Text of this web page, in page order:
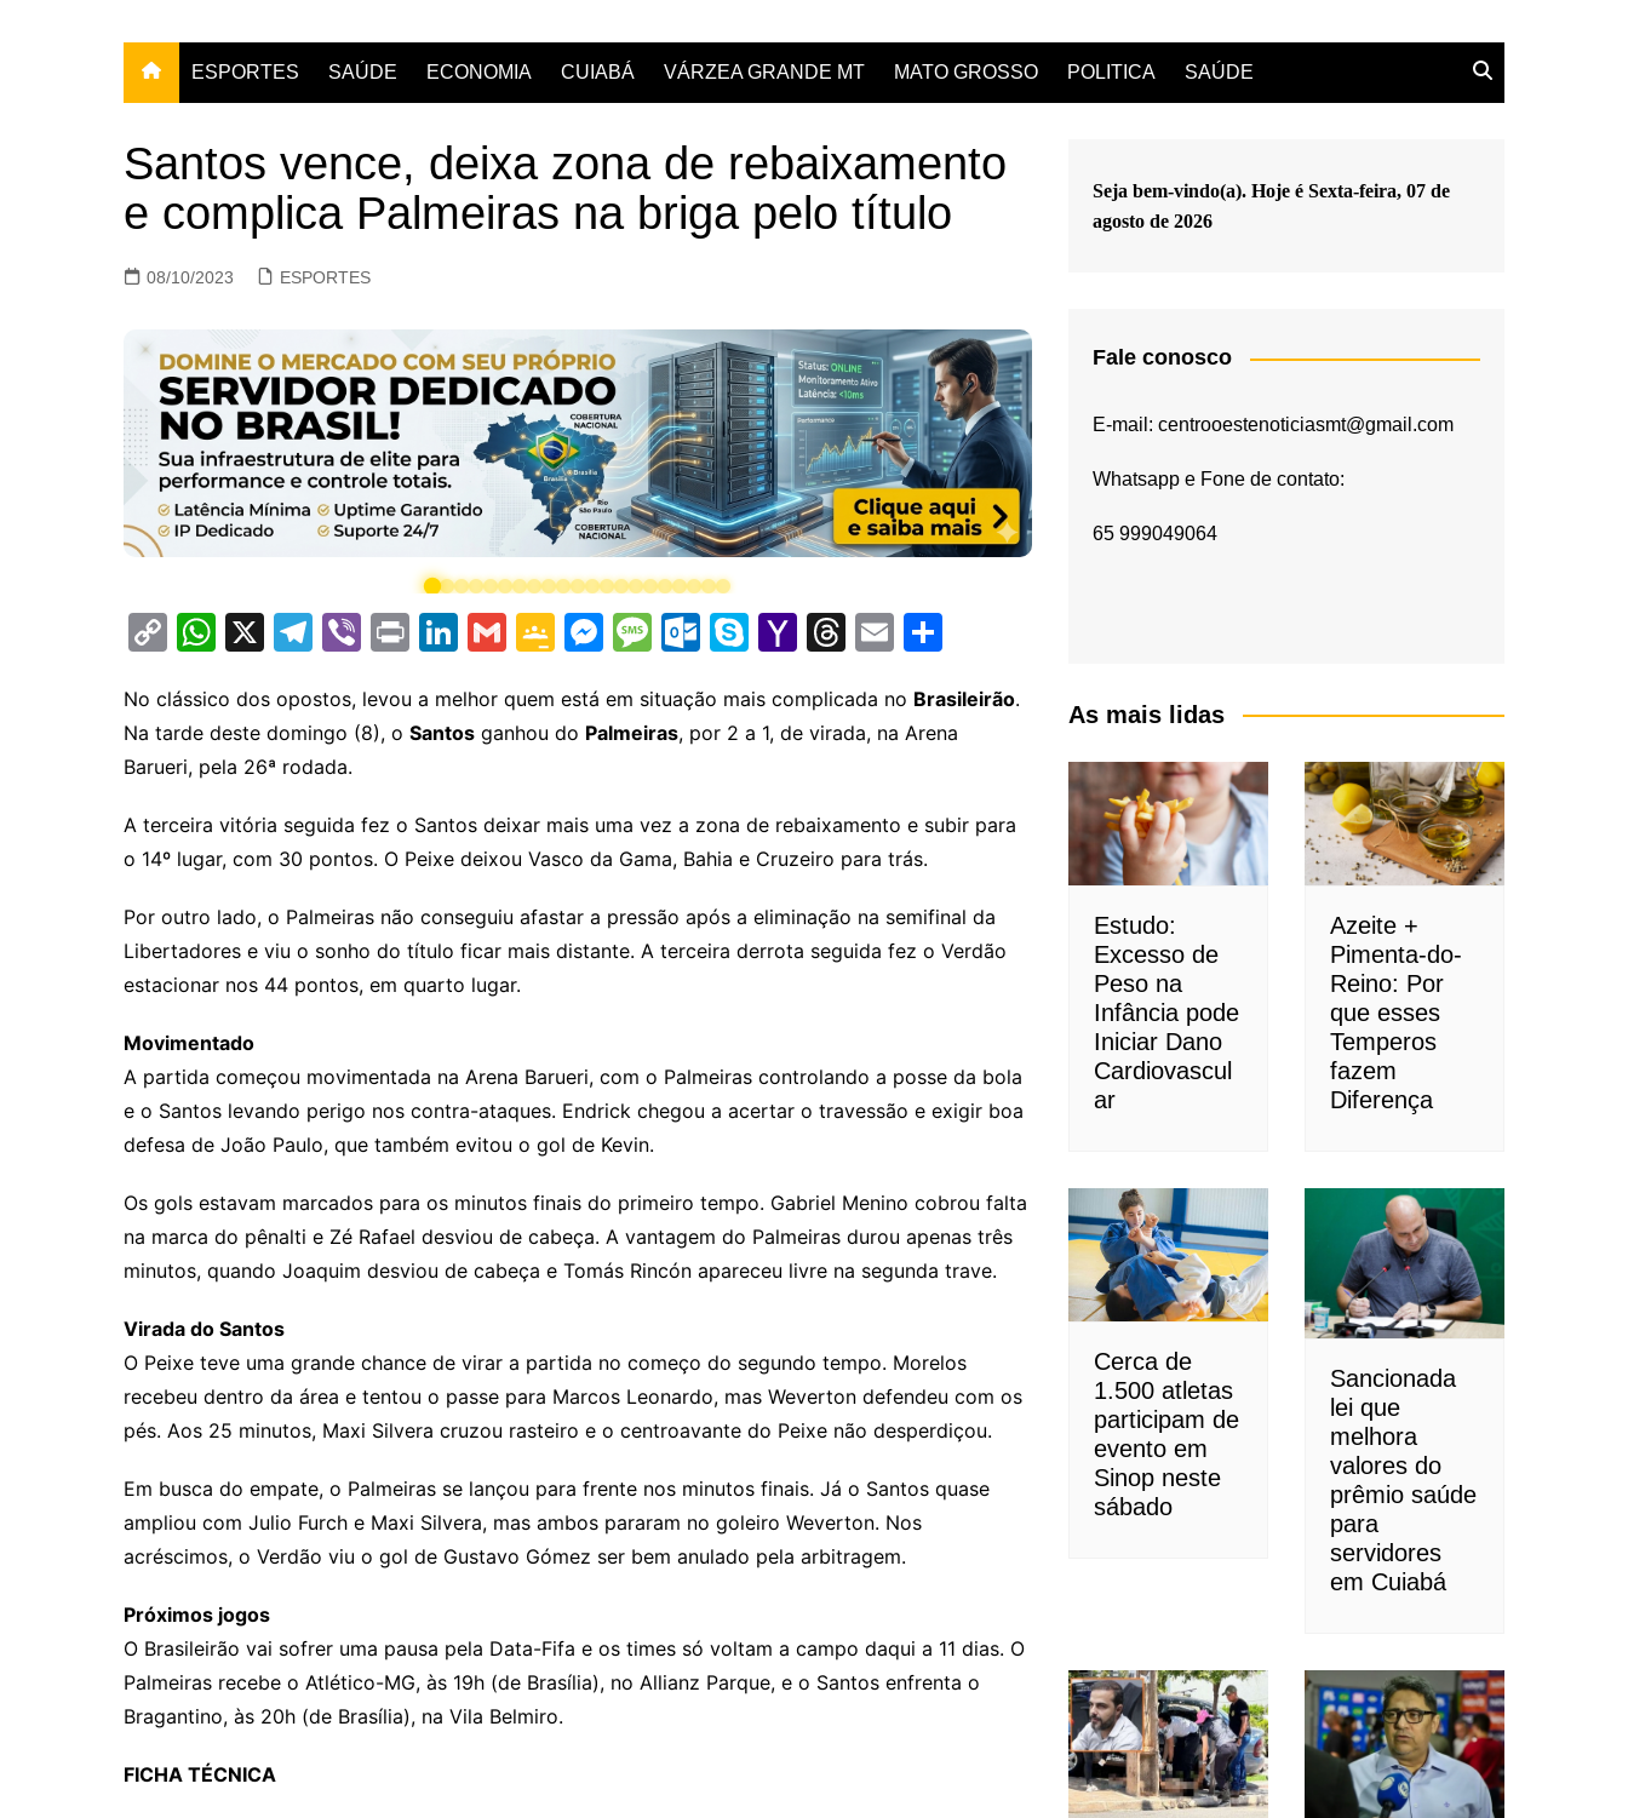
ESPORTES SAÚDE ECONOMIA CUIABÁ VÁRZEA GRANDE MT MATO GROSSO POLITICA SAÚDE
Santos vence, deixa zona de rebaixamento
e complica Palmeiras na briga pelo título
08/10/2023 ESPORTES
C
p
y
Li
n
k
W
at
s
A
p
p
X
T
e
gr
a
m
Vi
er
Pr
t
Li
k
e
n
G
ai
l
G
o
gl
Cl
a
s
sr
m
M
s
s
n
g
er
M
s
s
g
e
O
lo
o
c
o
m
S
y
p
Y
h
o
M
ai
l
T
e
a
s
E
ai
l
ar
e
No clássico dos opostos, levou a melhor quem está em situação mais complicada no Brasileirão.
Na tarde deste domingo (8), o Santos ganhou do Palmeiras, por 2 a 1, de virada, na Arena
Barueri, pela 26ª rodada.
A terceira vitória seguida fez o Santos deixar mais uma vez a zona de rebaixamento e subir para
o 14º lugar, com 30 pontos. O Peixe deixou Vasco da Gama, Bahia e Cruzeiro para trás.
Por outro lado, o Palmeiras não conseguiu afastar a pressão após a eliminação na semifinal da
Libertadores e viu o sonho do título ficar mais distante. A terceira derrota seguida fez o Verdão
estacionar nos 44 pontos, em quarto lugar.
Movimentado
A partida começou movimentada na Arena Barueri, com o Palmeiras controlando a posse da bola
e o Santos levando perigo nos contra-ataques. Endrick chegou a acertar o travessão e exigir boa
defesa de João Paulo, que também evitou o gol de Kevin.
Os gols estavam marcados para os minutos finais do primeiro tempo. Gabriel Menino cobrou falta
na marca do pênalti e Zé Rafael desviou de cabeça. A vantagem do Palmeiras durou apenas três
minutos, quando Joaquim desviou de cabeça e Tomás Rincón apareceu livre na segunda trave.
Virada do Santos
O Peixe teve uma grande chance de virar a partida no começo do segundo tempo. Morelos
recebeu dentro da área e tentou o passe para Marcos Leonardo, mas Weverton defendeu com os
pés. Aos 25 minutos, Maxi Silvera cruzou rasteiro e o centroavante do Peixe não desperdiçou.
Em busca do empate, o Palmeiras se lançou para frente nos minutos finais. Já o Santos quase
ampliou com Julio Furch e Maxi Silvera, mas ambos pararam no goleiro Weverton. Nos
acréscimos, o Verdão viu o gol de Gustavo Gómez ser bem anulado pela arbitragem.
Próximos jogos
O Brasileirão vai sofrer uma pausa pela Data-Fifa e os times só voltam a campo daqui a 11 dias. O
Palmeiras recebe o Atlético-MG, às 19h (de Brasília), no Allianz Parque, e o Santos enfrenta o
Bragantino, às 20h (de Brasília), na Vila Belmiro.
FICHA TÉCNICA
Seja bem-vindo(a). Hoje é Sexta-feira, 07 de
agosto de 2026
Fale conosco
E-mail: centrooestenoticiasmt@gmail.com
Whatsapp e Fone de contato:
65 999049064
As mais lidas
Estudo:
Excesso de
Peso na
Infância pode
Iniciar Dano
Cardiovascul
ar
Azeite +
Pimenta-do-
Reino: Por
que esses
Temperos
fazem
Diferença
Cerca de
1.500 atletas
participam de
evento em
Sinop neste
sábado
Sancionada
lei que
melhora
valores do
prêmio saúde
para
servidores
em Cuiabá